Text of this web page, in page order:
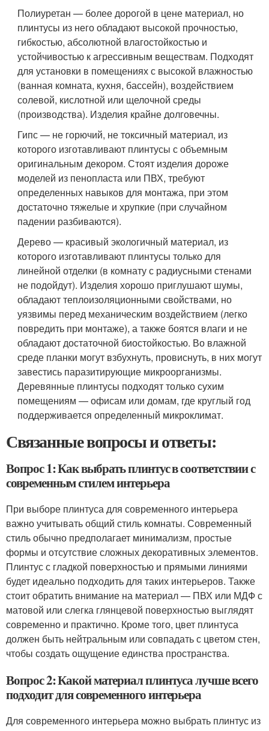
Полиуретан — более дорогой в цене материал, но
плинтусы из него обладают высокой прочностью,
гибкостью, абсолютной влагостойкостью и
устойчивостью к агрессивным веществам. Подходят
для установки в помещениях с высокой влажностью
(ванная комната, кухня, бассейн), воздействием
солевой, кислотной или щелочной среды
(производства). Изделия крайне долговечны.
Гипс — не горючий, не токсичный материал, из
которого изготавливают плинтусы с объемным
оригинальным декором. Стоят изделия дороже
моделей из пенопласта или ПВХ, требуют
определенных навыков для монтажа, при этом
достаточно тяжелые и хрупкие (при случайном
падении разбиваются).
Дерево — красивый экологичный материал, из
которого изготавливают плинтусы только для
линейной отделки (в комнату с радиусными стенами
не подойдут). Изделия хорошо приглушают шумы,
обладают теплоизоляционными свойствами, но
уязвимы перед механическим воздействием (легко
повредить при монтаже), а также боятся влаги и не
обладают достаточной биостойкостью. Во влажной
среде планки могут взбухнуть, провиснуть, в них могут
завестись паразитирующие микроорганизмы.
Деревянные плинтусы подходят только сухим
помещениям — офисам или домам, где круглый год
поддерживается определенный микроклимат.
Связанные вопросы и ответы:
Вопрос 1: Как выбрать плинтус в соответствии с
современным стилем интерьера
При выборе плинтуса для современного интерьера
важно учитывать общий стиль комнаты. Современный
стиль обычно предполагает минимализм, простые
формы и отсутствие сложных декоративных элементов.
Плинтус с гладкой поверхностью и прямыми линиями
будет идеально подходить для таких интерьеров. Также
стоит обратить внимание на материал — ПВХ или МДФ с
матовой или слегка глянцевой поверхностью выглядят
современно и практично. Кроме того, цвет плинтуса
должен быть нейтральным или совпадать с цветом стен,
чтобы создать ощущение единства пространства.
Вопрос 2: Какой материал плинтуса лучше всего
подходит для современного интерьера
Для современного интерьера можно выбрать плинтус из